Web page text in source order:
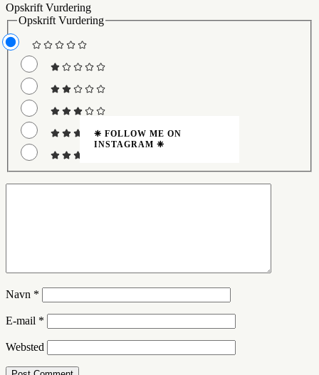
Opskrift Vurdering
Opskrift Vurdering
Navn *
E-mail *
Websted
❈ FOLLOW ME ON
INSTAGRAM ❈